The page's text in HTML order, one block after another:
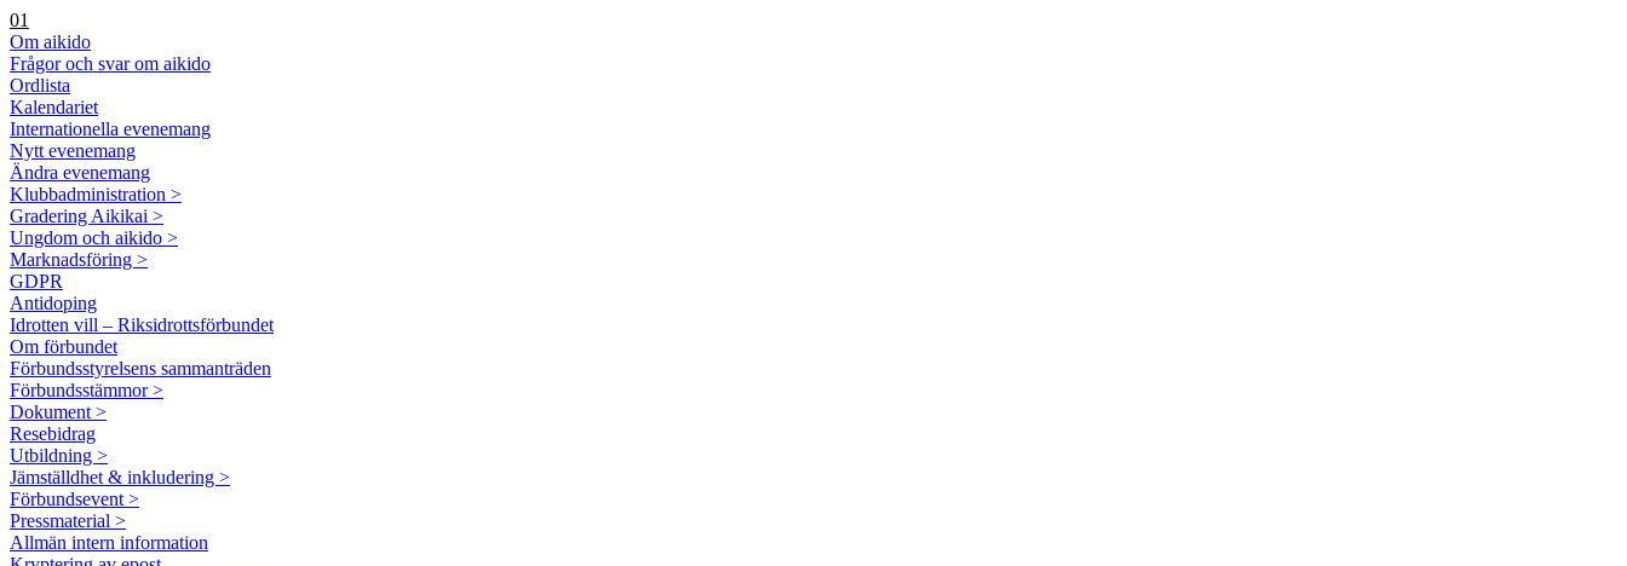
01
Om aikido
Frågor och svar om aikido
Ordlista
Kalendariet
Internationella evenemang
Nytt evenemang
Ändra evenemang
Klubbadministration >
Gradering Aikikai >
Ungdom och aikido >
Marknadsföring >
GDPR
Antidoping
Idrotten vill – Riksidrottsförbundet
Om förbundet
Förbundsstyrelsens sammanträden
Förbundsstämmor >
Dokument >
Resebidrag
Utbildning >
Jämställdhet & inkludering >
Förbundsevent >
Pressmaterial >
Allmän intern information